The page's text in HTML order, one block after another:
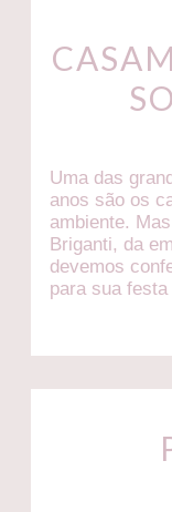
Uma das
anos são os
ambiente.
Briganti, da
devemos
para sua